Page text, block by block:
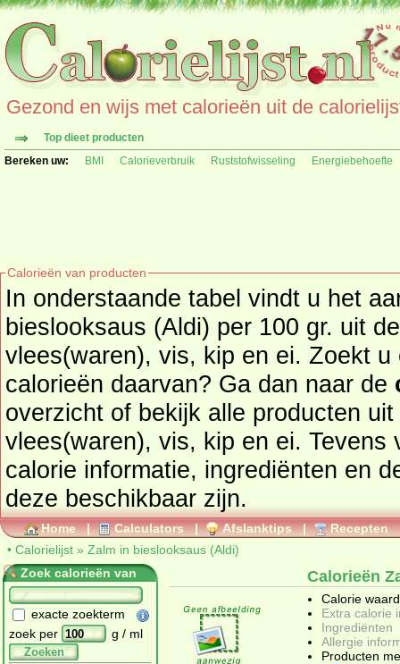
Gezond en wijs met calorieën uit de
Top dieet producten
Bereken uw:
BMI Calorieverbruik Ruststofwisseling Energiebehoefte
Calorieën van producten
In onderstaande tabel vindt u het
bieslooksaus (Aldi) per 100 gr. uit de productgroep
vlees(waren), vis, kip en ei. Zoekt
calorieën daarvan? Ga dan naar de
overzicht of bekijk alle producten
vlees(waren), vis, kip en ei. Tevens vindt u ook de uitgebreide
calorie informatie, ingrediënten en de
deze beschikbaar zijn.
Home | Calculators | Afslanktips | Recepten
• Calorielijst » Zalm in bieslooksaus (Aldi)
Zoek calorieën van
exacte zoekterm
zoek per
g / ml
Zoeken
Calorieën
Calorie
Extra calorie
Ingrediënten
Allergie
Producten